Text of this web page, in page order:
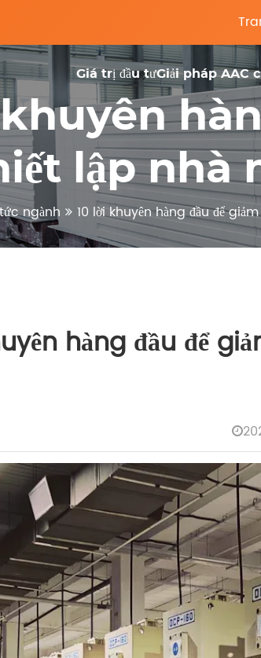
Giá trị đầu tưGiải pháp AAC
lập nhà
ngành 10 lời khuyên hàng đầu để
hàng đầu để